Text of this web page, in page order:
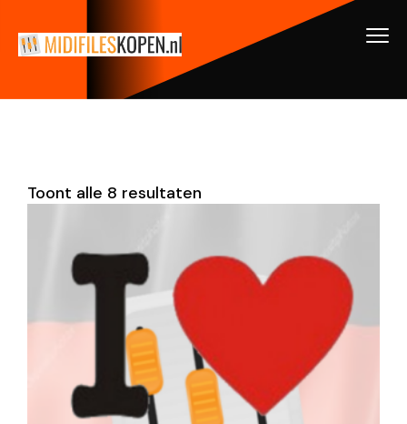
Toont alle 8 resultaten